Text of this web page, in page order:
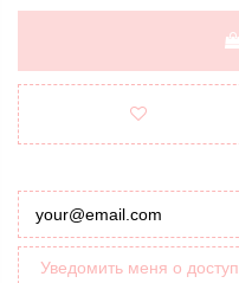
Уведомить меня о